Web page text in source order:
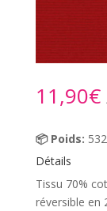
11,90€
📦 Poids:
Détails
Tissu 70%
réversible en